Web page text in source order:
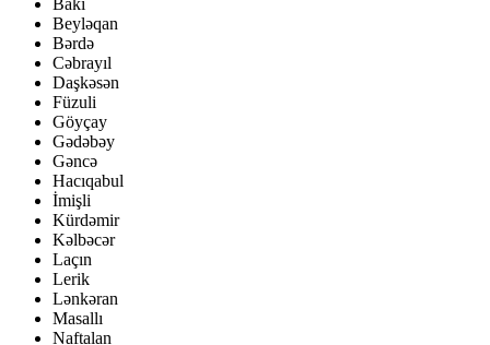
Bakı
Beyləqan
Bərdə
Cəbrayıl
Daşkəsən
Füzuli
Göyçay
Gədəbəy
Gəncə
Hacıqabul
İmişli
Kürdəmir
Kəlbəcər
Laçın
Lerik
Lənkəran
Masallı
Naftalan